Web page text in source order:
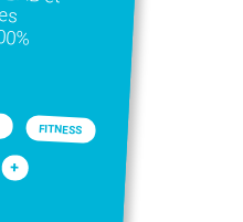
FITNESS
+